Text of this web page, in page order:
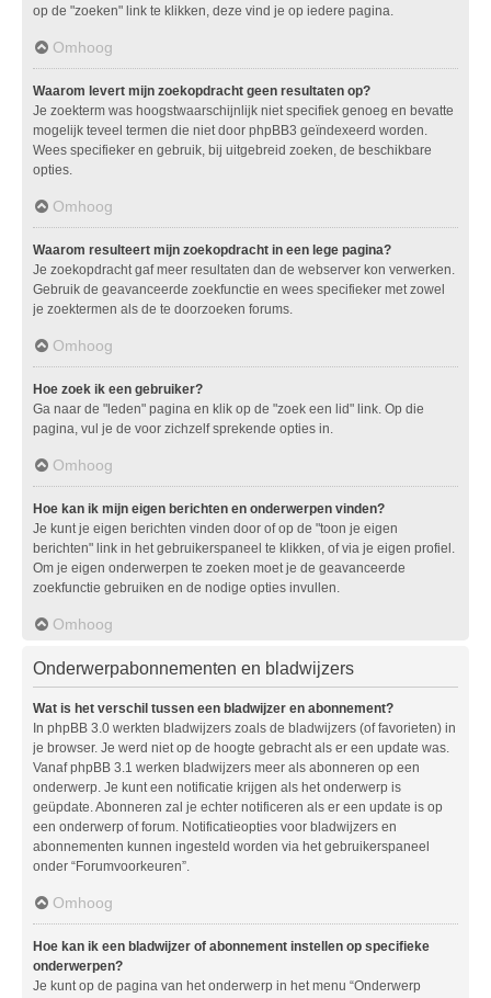
op de "zoeken" link te klikken, deze vind je op iedere pagina.
Omhoog
Waarom levert mijn zoekopdracht geen resultaten op?
Je zoekterm was hoogstwaarschijnlijk niet specifiek genoeg en bevatte
mogelijk teveel termen die niet door phpBB3 geïndexeerd worden.
Wees specifieker en gebruik, bij uitgebreid zoeken, de beschikbare
opties.
Omhoog
Waarom resulteert mijn zoekopdracht in een lege pagina?
Je zoekopdracht gaf meer resultaten dan de webserver kon verwerken.
Gebruik de geavanceerde zoekfunctie en wees specifieker met zowel
je zoektermen als de te doorzoeken forums.
Omhoog
Hoe zoek ik een gebruiker?
Ga naar de "leden" pagina en klik op de "zoek een lid" link. Op die
pagina, vul je de voor zichzelf sprekende opties in.
Omhoog
Hoe kan ik mijn eigen berichten en onderwerpen vinden?
Je kunt je eigen berichten vinden door of op de "toon je eigen
berichten" link in het gebruikerspaneel te klikken, of via je eigen profiel.
Om je eigen onderwerpen te zoeken moet je de geavanceerde
zoekfunctie gebruiken en de nodige opties invullen.
Omhoog
Onderwerpabonnementen en bladwijzers
Wat is het verschil tussen een bladwijzer en abonnement?
In phpBB 3.0 werkten bladwijzers zoals de bladwijzers (of favorieten) in
je browser. Je werd niet op de hoogte gebracht als er een update was.
Vanaf phpBB 3.1 werken bladwijzers meer als abonneren op een
onderwerp. Je kunt een notificatie krijgen als het onderwerp is
geüpdate. Abonneren zal je echter notificeren als er een update is op
een onderwerp of forum. Notificatieopties voor bladwijzers en
abonnementen kunnen ingesteld worden via het gebruikerspaneel
onder “Forumvoorkeuren”.
Omhoog
Hoe kan ik een bladwijzer of abonnement instellen op specifieke
onderwerpen?
Je kunt op de pagina van het onderwerp in het menu “Onderwerp